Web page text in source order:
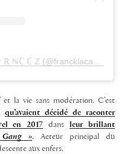
la vie sans modération. C’est
qu’avaient décidé de raconter
en 2017 dansleur brillant
». Acteur principal du
aux enfers.